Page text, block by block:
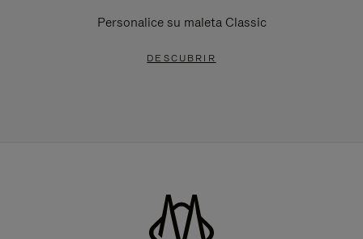
Personalice su maleta Classic
DESCUBRIR